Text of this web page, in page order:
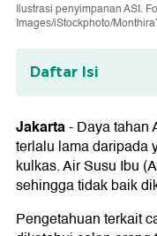
Ilustrasi penyimpanan ASI.
Images/iStockphoto/
Daftar Isi
ASI Bertahan
Cara
Cara
Perah
Manfaat
Jakarta-Daya tahan
terlalu lama daripada
kulkas. Air Susu Ibu
sehingga tidak baik
Pengetahuan terkait